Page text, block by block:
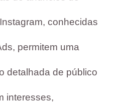
conhecidas
permitem uma
detalhada de público
interesses,